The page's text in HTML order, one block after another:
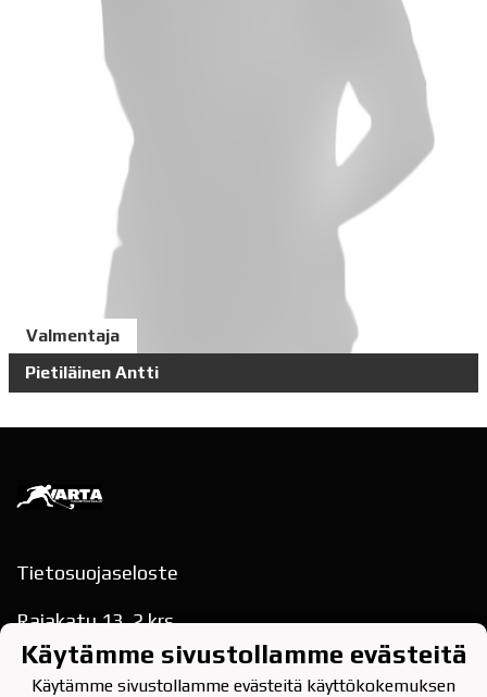
Valmentaja
Pietiläinen Antti
Tietosuojaseloste
Rajakatu 13, 2.krs
78200 VARKAUS
puh. 040-354 9622
varkauden.tarmo(at)gmail.com
Käytämme sivustollamme evästeitä
Käytämme sivustollamme evästeitä käyttökokemuksen